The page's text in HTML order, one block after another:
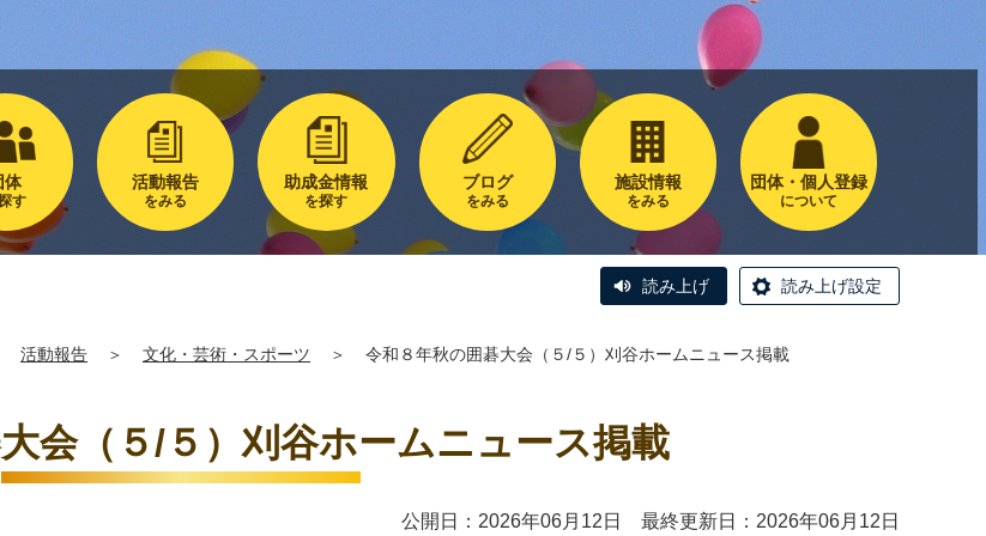
体
す
活動報告
をみる
助成金情報
を探す
ブログ
をみる
施設情報
をみる
団体・個人登録
について
読み上げ 読み上げ設定
活動報告 ＞ 文化・芸術・スポーツ ＞ 令和８年秋の囲碁大会（５/５）刈谷ホームニュース掲載
会（５/５）刈谷ホームニュース掲載
公開日：2026年06月12日 最終更新日：2026年06月12日